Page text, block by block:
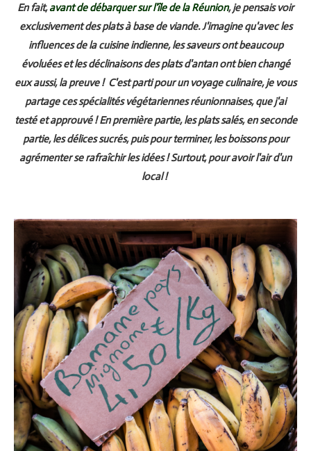
En fait,avant de débarquer sur l'île de la Réunion, je pensais voir
exclusivement des plats à base de viande. J'imagine qu'avec les
influences de la cuisine indienne, les saveurs ont beaucoup
évoluées et les déclinaisons des plats d'antan ont bien changé
eux aussi, la preuve ! C'est parti pour un voyage culinaire, je vous
partage ces spécialités végétariennes réunionnaises, que j'ai
testé et approuvé ! En première partie, les plats salés, en seconde
partie, les délices sucrés, puis pour terminer, les boissons pour
agrémenter se rafraîchir les idées ! Surtout, pour avoir l'air d'un
local !